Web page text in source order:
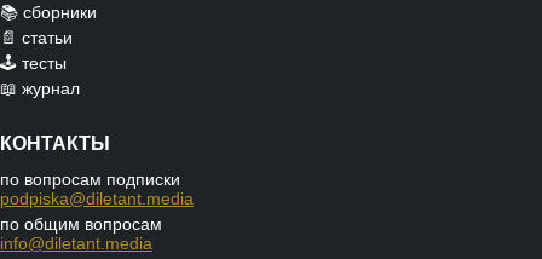
📚 сборники
📄 статьи
🕹️ тесты
📖 журнал
КОНТАКТЫ
по вопросам подписки
podpiska@diletant.media
по общим вопросам
info@diletant.media